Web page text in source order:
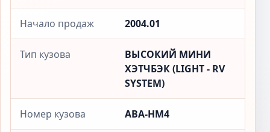
Начало продаж 2004.01
Тип кузова
ВЫСОКИЙ МИНИ
ХЭТЧБЭК (LIGHT - RV
SYSTEM)
Номер кузова ABA-HM4